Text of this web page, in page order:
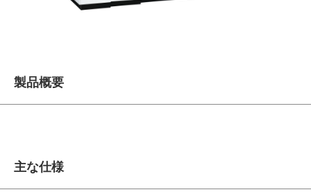
製品概要
主な仕様